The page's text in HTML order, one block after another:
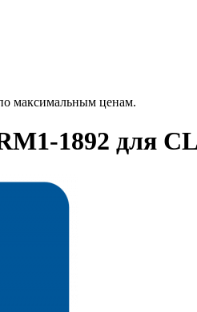
максимальным ценам.
1892 для